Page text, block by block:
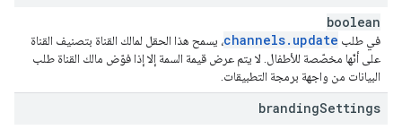
boolean
في طلب channels. update
، يسمح هذا الحقل لمالك القناة بتصنيف القناة
على أنّها مخصّصة للأطفال. لا يتم عرض قيمة السمة إلا إذا فوّض مالك القناة طلب
البيانات من واجهة برمجة التطبيقات.
brandingSettings